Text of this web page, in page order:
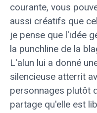
courante, vous
aussi créatifs que
je pense que l'idée
la punchline de la
L'alun lui a donné
silencieuse atterrit
personnages plutôt
partage qu'elle est